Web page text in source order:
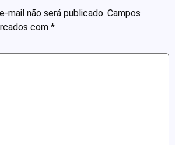
mail não será publicado. Campos
com *